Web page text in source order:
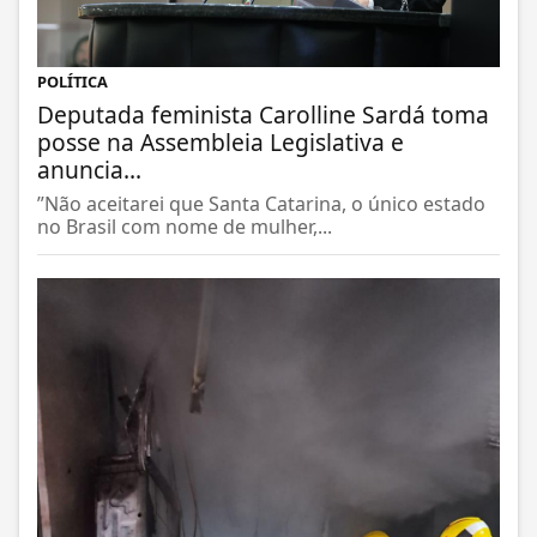
POLÍTICA
Deputada feminista Carolline Sardá toma
posse na Assembleia Legislativa e
anuncia...
”Não aceitarei que Santa Catarina, o único estado
no Brasil com nome de mulher,...